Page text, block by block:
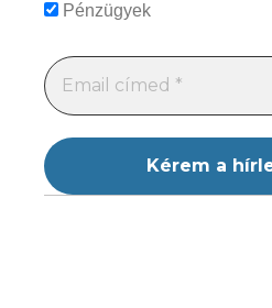
Pénzügyek